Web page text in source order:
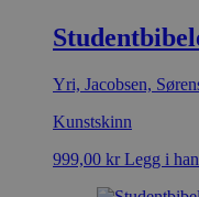
Yri, Jacobsen,
Kunstskinn
999,00 kr Legg i